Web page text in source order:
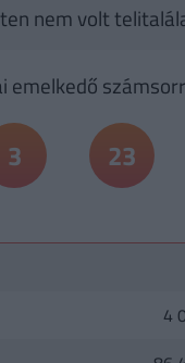
nem volt
3 23
4